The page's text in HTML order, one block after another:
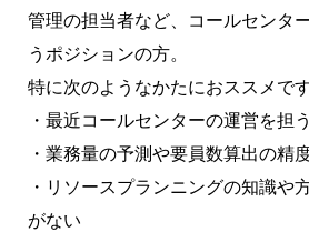
管理の担当者など、コールセンタ
うポジションの方。
特に次のようなかたにおススメです
・最近コールセンターの運営を担
・業務量の予測や要員数算出の精
・リソースプランニングの知識や
がない